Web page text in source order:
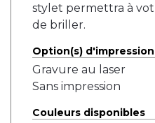
stylet permettra à
de briller.
Option(s) d'impression
Gravure au laser
Sans impression
Couleurs disponibles